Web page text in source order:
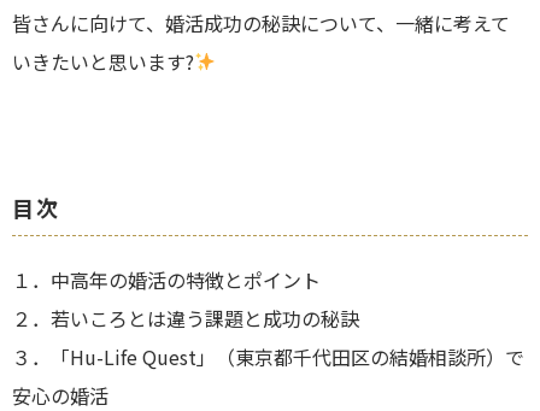
皆さんに向けて、婚活成功の秘訣について、一緒に考えて
いきたいと思います?
目次
１．中高年の婚活の特徴とポイント
２．若いころとは違う課題と成功の秘訣
３．「Hu-Life Quest」（東京都千代田区の結婚相談所）で
安心の婚活